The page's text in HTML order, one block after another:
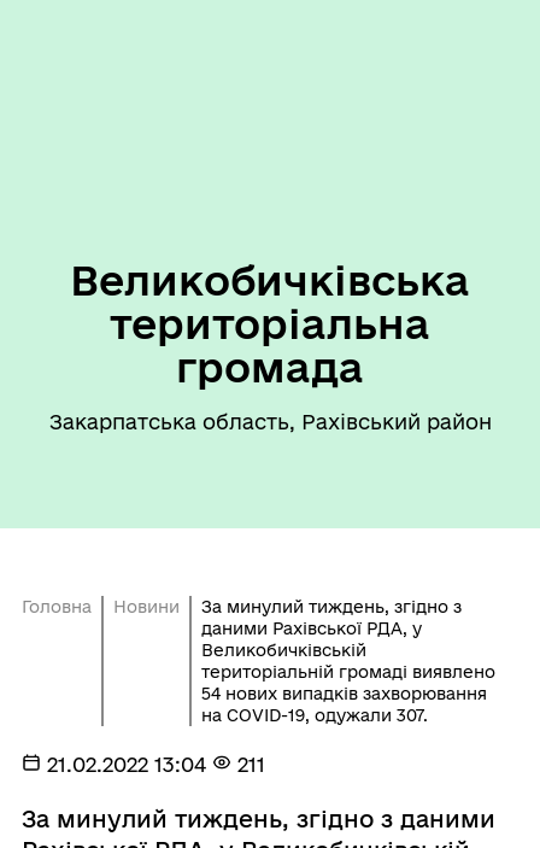
Великобичківська
територіальна
громада
Закарпатська область, Рахівський район
Головна Новини
За минулий тиждень, згідно з
даними Рахівської РДА, у
Великобичківській
територіальній громаді виявлено
54 нових випадків захворювання
на COVID-19, одужали 307.
21.02.2022 13:04 211
За минулий тиждень, згідно з даними